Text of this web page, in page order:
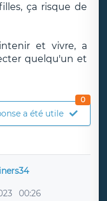
ça risque de
et vivre, a
quelqu'un et
a été utile
0
00:26